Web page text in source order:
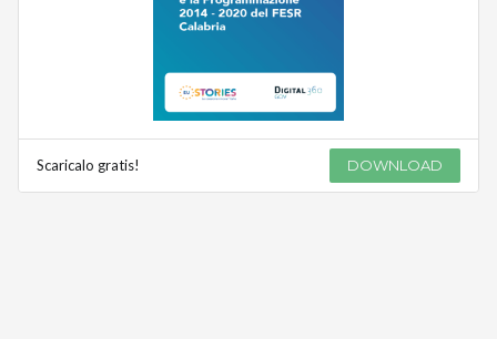
Scaricalo gratis! DOWNLOAD